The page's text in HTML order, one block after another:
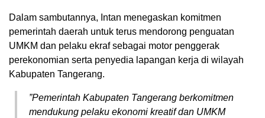
​Dalam sambutannya, Intan menegaskan komitmen
pemerintah daerah untuk terus mendorong penguatan
UMKM dan pelaku ekraf sebagai motor penggerak
perekonomian serta penyedia lapangan kerja di wilayah
Kabupaten Tangerang.
​”Pemerintah Kabupaten Tangerang berkomitmen
mendukung pelaku ekonomi kreatif dan UMKM